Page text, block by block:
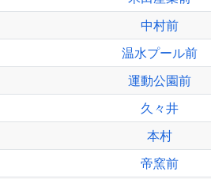
中村前
温水プール前
運動公園前
久々井
本村
帝窯前